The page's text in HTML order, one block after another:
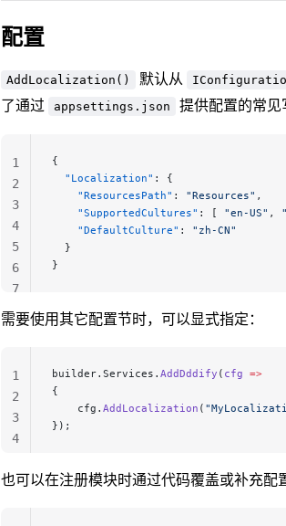
配置
AddLocalization() 默认从
了通过
appsettings.json 提供配置的常见
{
  "Localization"
: {
    "ResourcesPath"
: "Resources" ,
    "SupportedCultures"
: [ "en-US" ,
    "DefaultCulture"
: "zh-CN"
  }
}
1
2
3
4
5
6
7
需要使用其它配置节时，可以显式指定：
builder.Services. AddDddify ( cfg =>
{
    cfg.
AddLocalization (
});
1
2
3
4
也可以在注册模块时通过代码覆盖或补充配